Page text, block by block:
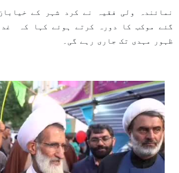
نمائندہ ولی فقیہ نے کرد شہر کے
گئے موکب کا دورہ کرتے ہوئے کہا کہ
ظہور مہدی تک جاری رہے گی۔